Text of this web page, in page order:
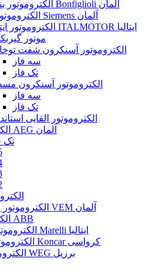
الکتروموتور بنفیگلیولی Bonfiglioli آلمان
الکتروموتور زیمنس Siemens آلمان
الکتروموتور ایتال موتور ITALMOTOR ایتالیا
موتور
الکتروموتور آسنکرون شفت
سه فاز
تک فاز
الکتروموتور آسنکرون
سه فاز
تک فاز
الکتروموتور القایی
الکتروموتور AEG آلمان
تک
الکتروموتور وی ای ام VEM آلمان
الکتروموتور ABB
الکتروموتور مارلی Marelli ایتالیا
الکتروموتور کنچار Koncar کرواسی
الکتروموتور وگ WEG برزیل